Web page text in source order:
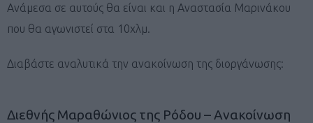
Ανάμεσα σε αυτούς θα είναι και η Αναστασία Μαρινάκου
που θα αγωνιστεί στα 10χλμ.
Διαβάστε αναλυτικά την ανακοίνωση της διοργάνωσης:
Διεθνής Μαραθώνιος της Ρόδου – Ανακοίνωση